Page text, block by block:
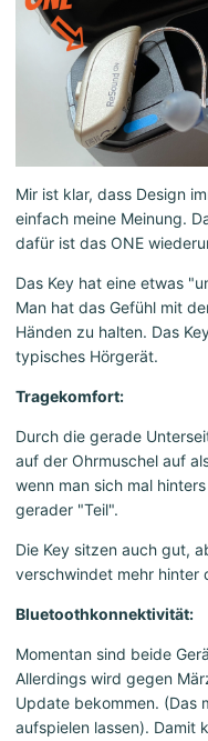
Mir ist klar, dass Design
einfach meine Meinung.
dafür ist das ONE
Das Key hat eine etwas
Man hat das Gefühl mit
Händen zu halten. Das
typisches Hörgerät.
Tragekomfort:
Durch die gerade
auf der Ohrmuschel auf
wenn man sich mal
gerader "Teil".
Die Key sitzen auch gut,
verschwindet mehr hinter
Bluetoothkonnektivität:
Momentan sind beide
Allerdings wird gegen
Update bekommen. (Das
aufspielen lassen). Damit